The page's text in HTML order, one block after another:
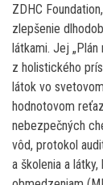
ZDHC
zlepšenie
látkami. Jej
z holistického
látok vo
hodnotovom
nebezpečných
vôd, protokol
a školenia a